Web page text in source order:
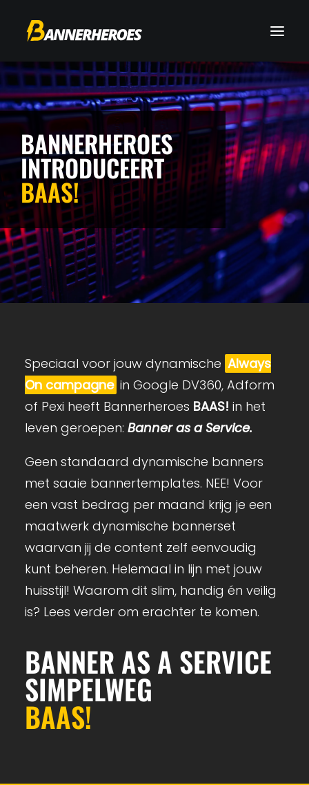
BANNERHEROES
INTRODUCEERT
BAAS!
Speciaal voor jouw dynamische Always
On campagne in Google DV360, Adform
of Pexi heeft Bannerheroes BAAS! in het
leven geroepen: Banner as a Service.
Geen standaard dynamische banners
met saaie bannertemplates. NEE! Voor
een vast bedrag per maand krijg je een
maatwerk dynamische bannerset
waarvan jij de content zelf eenvoudig
kunt beheren. Helemaal in lijn met jouw
huisstijl! Waarom dit slim, handig én veilig
is? Lees verder om erachter te komen.
BANNER AS A SERVICE
SIMPELWEG
BAAS!